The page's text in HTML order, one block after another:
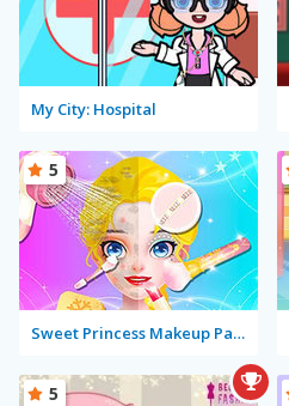
My City: Hospital
Sweet Princess Makeup Party
5
5